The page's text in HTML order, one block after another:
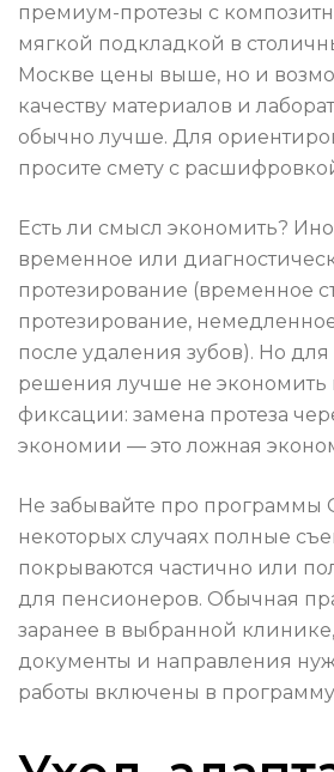
премиум-протезы с
мягкой подкладкой в
Москве цены выше, но и
качеству материалов и
обычно лучше. Для
просите смету с
Есть ли смысл экономить?
временное или
протезирование (временное
протезирование,
после удаления зубов). Но для
решения лучше не экономить
фиксации: замена протеза
экономии — это ложная
Не забывайте про
некоторых случаях полные
покрываются частично или
для пенсионеров. Обычная
заранее в выбранной
документы и направления
работы включены в